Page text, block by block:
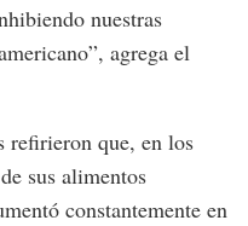
nuestras
agrega el
refirieron que, en los
sus alimentos
constantemente en